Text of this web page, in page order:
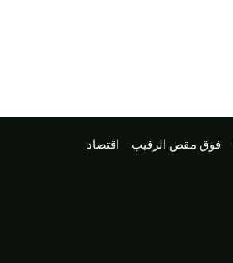
فوق مقص الرقيب
اقتصاد